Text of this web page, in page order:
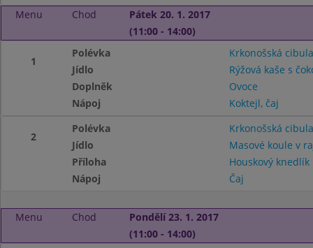
Menu
Chod
Pátek 20. 1. 2017
(11:00 - 14:00)
1
Polévka
Krkonošská
Jídlo
Rýžová kaše s
Doplněk
Ovoce
Nápoj
Koktejl, čaj
2
Polévka
Krkonošská
Jídlo
Masové koule v
Příloha
Houskový knedlík
Nápoj
Čaj
Menu Chod
Pondělí 23. 1. 2017
(11:00 - 14:00)